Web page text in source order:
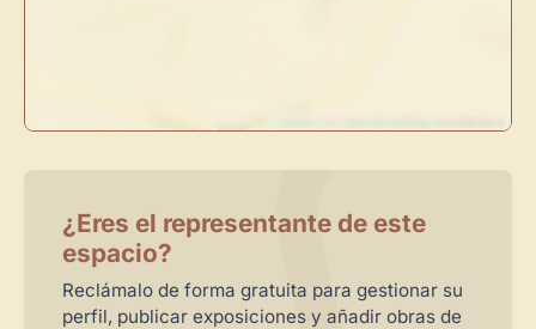
¿Eres el representante de este
espacio?
Reclámalo de forma gratuita para gestionar su
perfil, publicar exposiciones y añadir obras de